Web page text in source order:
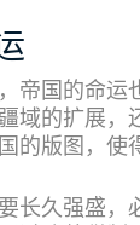
帝国的命
域的扩展，
的版图，使
长久强盛